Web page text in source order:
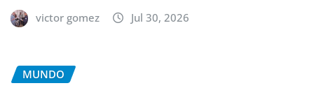
victor gomez Jul 30, 2026
MUNDO